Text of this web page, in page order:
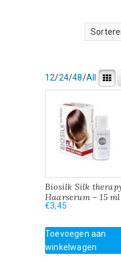
12/24/48/All
Biosilk Silk
Haarserum – 15 ml
€3,45
Toevoegen aan
winkelwagen